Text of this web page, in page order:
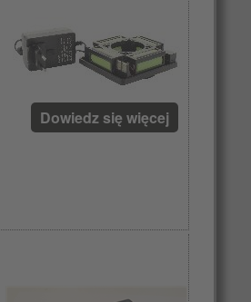
Dowiedz się więcej